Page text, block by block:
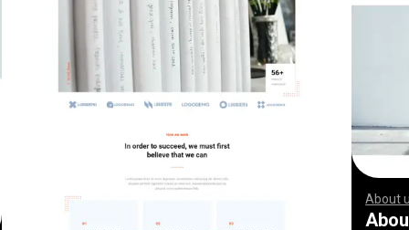
About
,,,,,,,,
,,,,,,,,
,,,,,,,,
,,,,,,,,
,,,,,,,,
,,,,,,,,
,,,,,,,,
,,,,,,,,
,,